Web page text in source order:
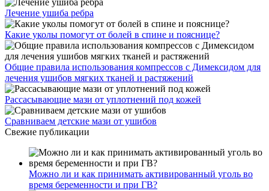
Лечение ушиба ребра
Какие уколы помогут от болей в спине и пояснице?
Общие правила использования компрессов с Димексидом для
лечения ушибов мягких тканей и растяжений
Рассасывающие мази от уплотнений под кожей
Сравниваем детские мази от ушибов
Свежие публикации
Можно ли и как принимать активированный уголь во
время беременности и при ГВ?